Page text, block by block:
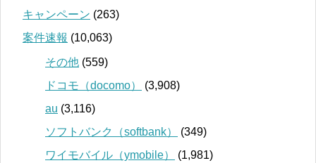
キャンペーン (263)
案件速報 (10,063)
その他 (559)
ドコモ（docomo）
(3,908)
au (3,116)
ソフトバンク（softbank）
(349)
ワイモバイル（ymobile）
(1,981)